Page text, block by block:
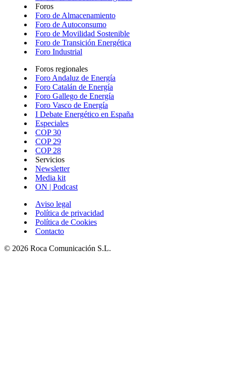
Foros
Foro de Almacenamiento
Foro de Autoconsumo
Foro de Movilidad Sostenible
Foro de Transición Energética
Foro Industrial
Foros regionales
Foro Andaluz de Energía
Foro Catalán de Energía
Foro Gallego de Energía
Foro Vasco de Energía
I Debate Energético en España
Especiales
COP 30
COP 29
COP 28
Servicios
Newsletter
Media kit
ON | Podcast
Aviso legal
Política de privacidad
Política de Cookies
Contacto
© 2026 Roca Comunicación S.L.